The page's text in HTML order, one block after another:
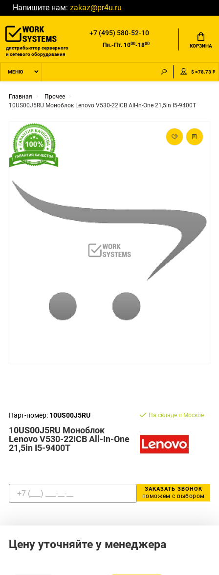
Напишите нам: zakaz@pr4u.ru
дистрибьютор серверного
и сетевого оборудования
+7 (495) 580-52-10
Пн.-Пт. 1000-1800 КОРЗИНА
МЕНЮ $ =78.73 ₽
Главная
Прочее
10US00J5RU Моноблок Lenovo V530-22ICB All-In-One 21,5in I5-9400T
Парт-номер: 10US00J5RU
10US00J5RU Моноблок
Lenovo V530-22ICB All-In-One
21,5in I5-9400T
На складе в Москве
ЗАКАЗАТЬ ЗВОНОК
поможем с выбором
Цену уточняйте у менеджера